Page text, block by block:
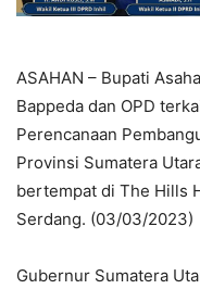
ASAHAN – Bupati
Bappeda dan OPD
Perencanaan
Provinsi Sumatera
bertempat di The Hills
Serdang. (03/03/2023)
Gubernur Sumatera